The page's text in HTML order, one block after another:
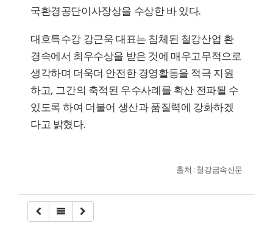
국환경공단이사장상을 수상한 바 있다.
대호특수강 강근욱 대표는 침체된 철강산업 환
경속에서 최우수상을 받은 것에 매우고무적으로
생각하며 더욱더 안전한 경영활동을 적극 지원
하고, 그간의 축적된 우수사례를 확산 전파될 수
있도록 하여 더불어 생산과 품질력에 강화하겠
다고 밝혔다.
출처 : 철강금속신문